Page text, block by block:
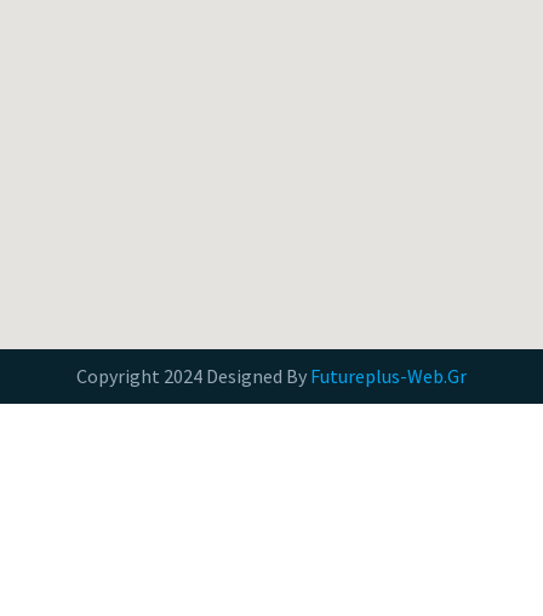
Copyright 2024 Designed By Futureplus-Web.Gr